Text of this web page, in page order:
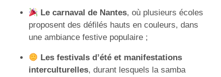
Le carnaval de Nantes, où plusieurs écoles
proposent des défilés hauts en couleurs, dans
une ambiance festive populaire ;
Les festivals d’été et manifestations
interculturelles, durant lesquels la samba